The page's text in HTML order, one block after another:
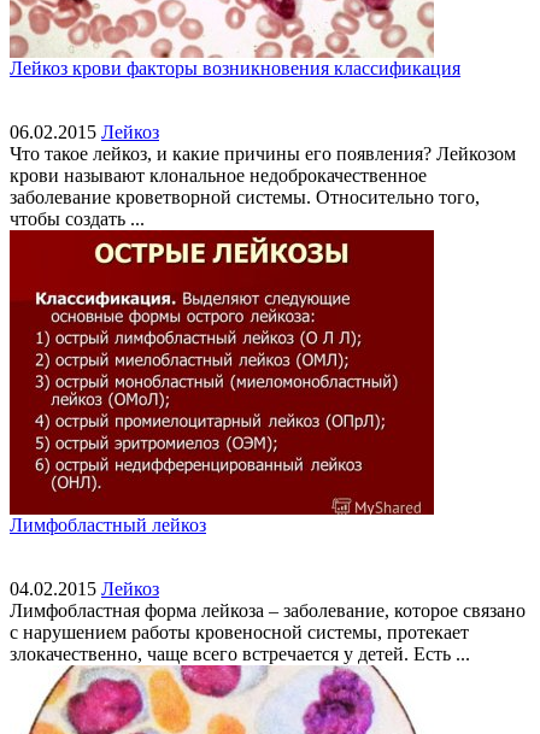
Лейкоз крови факторы возникновения классификация
06.02.2015 Лейкоз
Что такое лейкоз, и какие причины его появления? Лейкозом
крови называют клональное недоброкачественное
заболевание кроветворной системы. Относительно того,
чтобы создать ...
Лимфобластный лейкоз
04.02.2015 Лейкоз
Лимфобластная форма лейкоза – заболевание, которое связано
с нарушением работы кровеносной системы, протекает
злокачественно, чаще всего встречается у детей. Есть ...